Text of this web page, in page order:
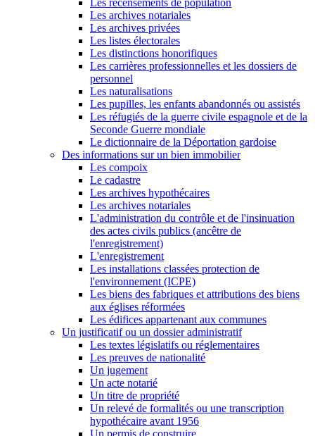
Les recensements de population
Les archives notariales
Les archives privées
Les listes électorales
Les distinctions honorifiques
Les carrières professionnelles et les dossiers de
personnel
Les naturalisations
Les pupilles, les enfants abandonnés ou assistés
Les réfugiés de la guerre civile espagnole et de la
Seconde Guerre mondiale
Le dictionnaire de la Déportation gardoise
Des informations sur un bien immobilier
Les compoix
Le cadastre
Les archives hypothécaires
Les archives notariales
L'administration du contrôle et de l'insinuation
des actes civils publics (ancêtre de
l'enregistrement)
L'enregistrement
Les installations classées protection de
l'environnement (ICPE)
Les biens des fabriques et attributions des biens
aux églises réformées
Les édifices appartenant aux communes
Un justificatif ou un dossier administratif
Les textes législatifs ou réglementaires
Les preuves de nationalité
Un jugement
Un acte notarié
Un titre de propriété
Un relevé de formalités ou une transcription
hypothécaire avant 1956
Un permis de construire